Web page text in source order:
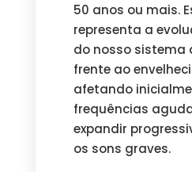
50 anos ou mais.
representa a
do nosso sistema
frente ao
afetando
frequências
expandir
os sons graves.